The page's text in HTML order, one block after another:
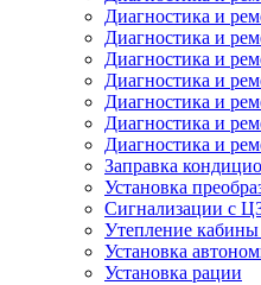
Диагностика и
Диагностика и
Диагностика и
Диагностика и
Диагностика и
Диагностика и
Диагностика и
Заправка
Установка
Сигнализации с
Утепление кабины
Установка
Установка рации